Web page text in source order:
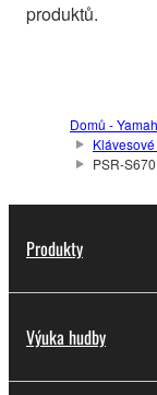
produktů.
Domů -
PSR-S670
Produkty
Výuka hudby